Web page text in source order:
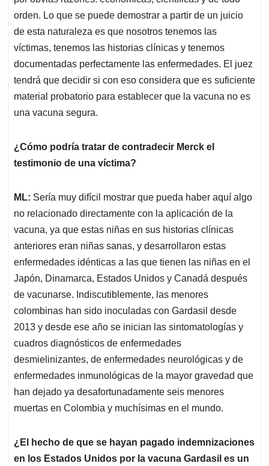
orden. Lo que se puede demostrar a partir de un juicio
de esta naturaleza es que nosotros tenemos las
víctimas, tenemos las historias clínicas y tenemos
documentadas perfectamente las enfermedades. El juez
tendrá que decidir si con eso considera que es suficiente
material probatorio para establecer que la vacuna no es
una vacuna segura.
¿Cómo podría tratar de contradecir Merck el
testimonio de una víctima?
ML: Sería muy difícil mostrar que pueda haber aquí algo
no relacionado directamente con la aplicación de la
vacuna, ya que estas niñas en sus historias clínicas
anteriores eran niñas sanas, y desarrollaron estas
enfermedades idénticas a las que tienen las niñas en el
Japón, Dinamarca, Estados Unidos y Canadá después
de vacunarse. Indiscutiblemente, las menores
colombinas han sido inoculadas con Gardasil desde
2013 y desde ese año se inician las sintomatologías y
cuadros diagnósticos de enfermedades
desmielinizantes, de enfermedades neurológicas y de
enfermedades inmunológicas de la mayor gravedad que
han dejado ya desafortunadamente seis menores
muertas en Colombia y muchísimas en el mundo.
¿El hecho de que se hayan pagado indemnizaciones
en los Estados Unidos por la vacuna Gardasil es un